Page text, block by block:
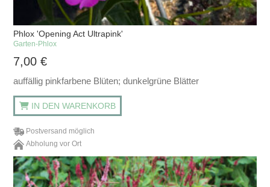
Phlox 'Opening Act Ultrapink'
Garten-Phlox
7,00€
auffällig pinkfarbene Blüten; dunkelgrüne Blätter
IN DEN WARENKORB
Postversand möglich
Abholung vor Ort